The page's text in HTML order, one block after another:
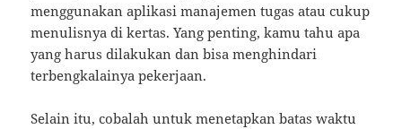
menggunakan aplikasi manajemen tugas atau cukup
menulisnya di kertas. Yang penting, kamu tahu apa
yang harus dilakukan dan bisa menghindari
terbengkalainya pekerjaan.
Selain itu, cobalah untuk menetapkan batas waktu